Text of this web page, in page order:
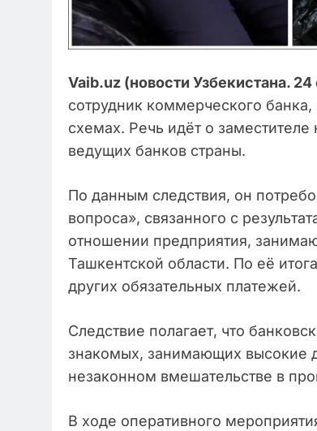
Vaib.uz (новости Узбекистана.
сотрудник коммерческого
схемах. Речь идёт о
ведущих банков страны.
По данным следствия, он
вопроса», связанного с
отношении предприятия,
Ташкентской области. По её
других обязательных платежей.
Следствие полагает, что
знакомых, занимающих высокие
незаконном вмешательстве в
В ходе оперативного